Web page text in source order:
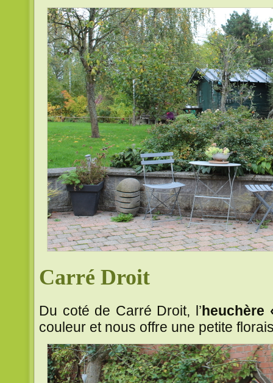
Carré Droit
Du coté de Carré Droit, l’heuchère
couleur et nous offre une petite